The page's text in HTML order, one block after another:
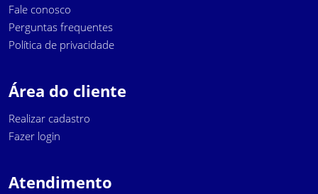
Fale conosco
Perguntas frequentes
Política de privacidade
Área do cliente
Realizar cadastro
Fazer login
Atendimento